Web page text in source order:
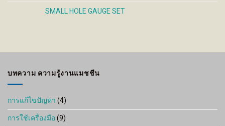
SMALL HOLE GAUGE SET
บทความ ความรู้งานแมชชีน
การแก้ไขปัญหา(4)
การใช้เครื่องมือ(9)